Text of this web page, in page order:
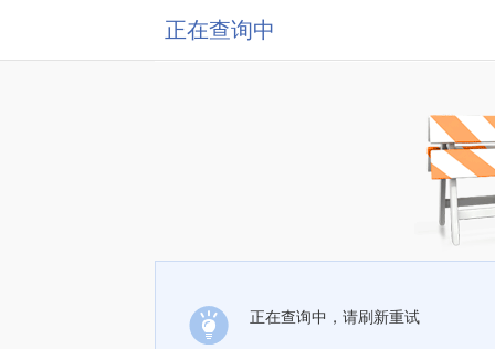
正在查询中
正在查询中，请刷新重试